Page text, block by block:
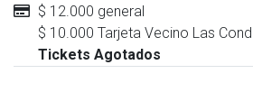
$ 12.000 general
$ 10.000 Tarjeta Vecino Las
Tickets Agotados